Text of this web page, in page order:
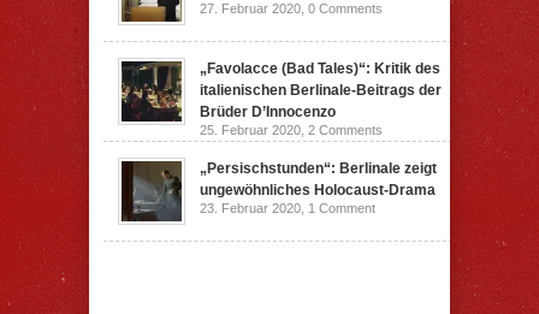
27. Februar 2020, 0 Comments
„Favolacce (Bad Tales)“: Kritik des
italienischen Berlinale-Beitrags der
Brüder D’Innocenzo
25. Februar 2020, 2 Comments
„Persischstunden“: Berlinale zeigt
ungewöhnliches Holocaust-Drama
23. Februar 2020, 1 Comment